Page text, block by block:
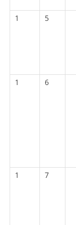
1
5
1
6
1
7